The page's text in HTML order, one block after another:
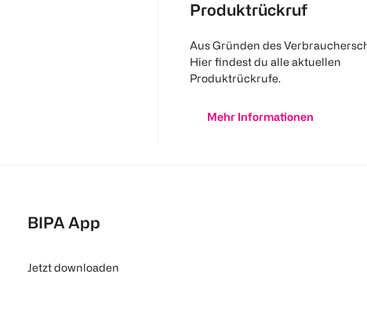
Produktrückruf
Aus Gründen des
Hier findest du alle aktuellen
Produktrückrufe.
Mehr Informationen
BIPA App
Jetzt downloaden